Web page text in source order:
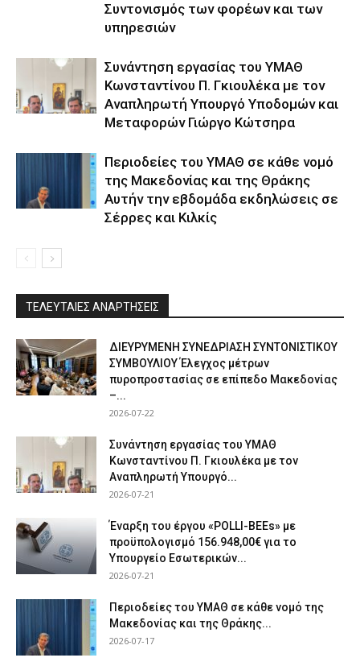
Συντονισμός των φορέων και των
υπηρεσιών
Συνάντηση εργασίας του ΥΜΑΘ
Κωνσταντίνου Π. Γκιουλέκα με τον
Αναπληρωτή Υπουργό Υποδομών και
Μεταφορών Γιώργο Κώτσηρα
Περιοδείες του ΥΜΑΘ σε κάθε νομό
της Μακεδονίας και της Θράκης
Αυτήν την εβδομάδα εκδηλώσεις σε
Σέρρες και Κιλκίς
ΤΕΛΕΥΤΑΙΕΣ ΑΝΑΡΤΗΣΕΙΣ
ΔΙΕΥΡΥΜΕΝΗ ΣΥΝΕΔΡΙΑΣΗ ΣΥΝΤΟΝΙΣΤΙΚΟΥ
ΣΥΜΒΟΥΛΙΟΥ Έλεγχος μέτρων
πυροπροστασίας σε επίπεδο Μακεδονίας
–...
2026-07-22
Συνάντηση εργασίας του ΥΜΑΘ
Κωνσταντίνου Π. Γκιουλέκα με τον
Αναπληρωτή Υπουργό...
2026-07-21
Έναρξη του έργου «POLLI-BEEs» με
προϋπολογισμό 156.948,00€ για το
Υπουργείο Εσωτερικών...
2026-07-21
Περιοδείες του ΥΜΑΘ σε κάθε νομό της
Μακεδονίας και της Θράκης...
2026-07-17